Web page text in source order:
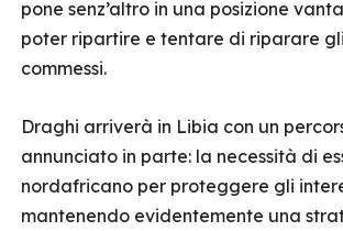
pone senz’altro in una posizione
poter ripartire e tentare di riparare
commessi.
Draghi arriverà in Libia con un
annunciato in parte: la necessità di
nordafricano per proteggere gli
mantenendo evidentemente una